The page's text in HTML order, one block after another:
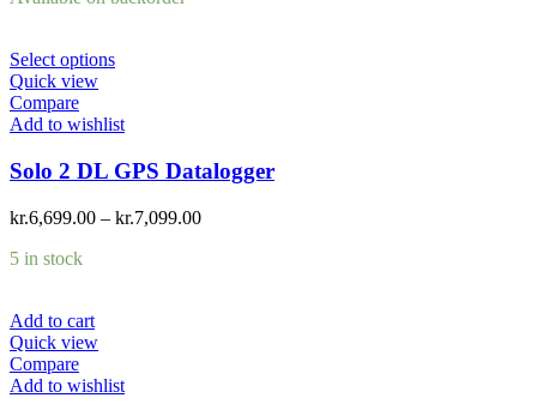
Select options
Quick view
Compare
Add to wishlist
Solo 2 DL GPS Datalogger
kr.6,699.00 – kr.7,099.00
5 in stock
Add to cart
Quick view
Compare
Add to wishlist